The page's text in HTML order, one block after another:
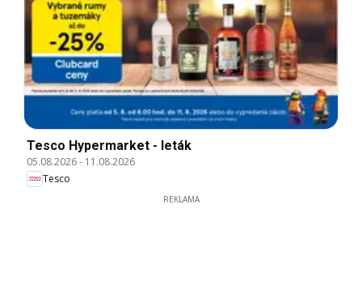
Tesco Hypermarket - leták
05.08.2026- 11.08.2026
Tesco
REKLAMA